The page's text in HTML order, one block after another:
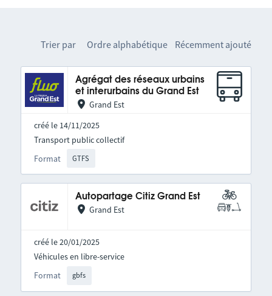
Trier par Ordre alphabétique Récemment ajouté
Agrégat des réseaux urbains
et interurbains du Grand Est
Grand Est
créé le 14/11/2025
Format GTFS
Transport public collectif
Autopartage Citiz Grand Est
Grand Est
créé le 20/01/2025
Format gbfs
Véhicules en libre-service